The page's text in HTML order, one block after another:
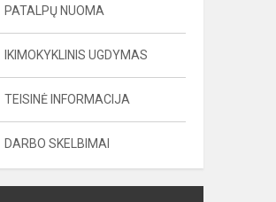
PATALPŲ NUOMA
IKIMOKYKLINIS UGDYMAS
TEISINĖ INFORMACIJA
DARBO SKELBIMAI